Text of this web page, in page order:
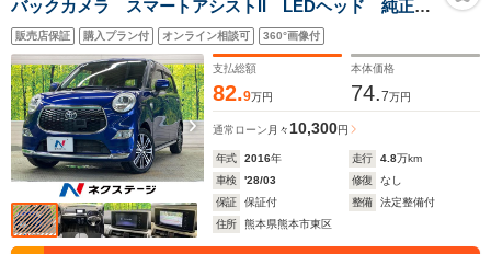
バックカメラ スマートアシストII LEDヘッド 純正15
インチAW ETC Bluetooth スマートキー オートエ
アコン オートライト LEDフォグ DVD再生
販売店保証 購入プラン付 オンライン相談可 360°画像付
支払総額
82.9万円
本体価格
74.7万円
通常ローン 月々10,300円
年式 2016年 走行 4.8万km
車検
'28/03 修復
なし
保証
保証付 整備
法定整備付
住所
熊本県熊本市東区